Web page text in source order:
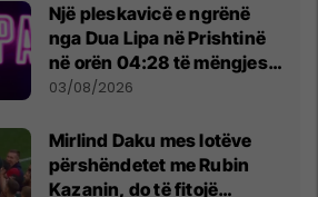
Një pleskavicë e ngrënë
nga Dua Lipa në Prishtinë
në orën 04:28 të mëngjesit
- dhe bota digjitale serbe
03/08/2026
Mirlind Daku mes lotëve
përshëndetet me Rubin
Kazanin, do të fitojë